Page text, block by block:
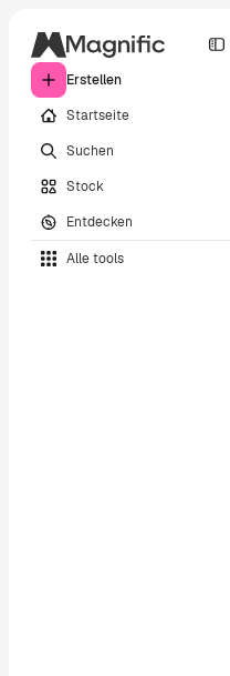
Erstellen
Startseite
Suchen
Stock
Entdecken
Alle tools